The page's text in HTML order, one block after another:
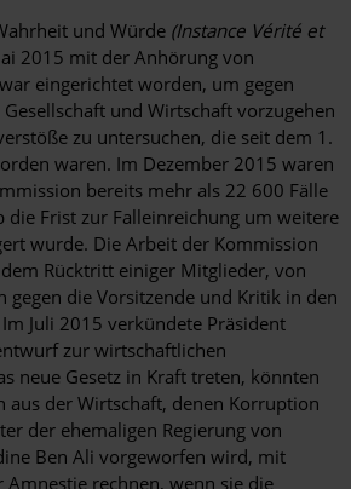
und Würde (Instance Vérité et
2015 mit der Anhörung von
eingerichtet worden, um gegen
und Wirtschaft vorzugehen
zu untersuchen, die seit dem 1.
waren. Im Dezember 2015 waren
bereits mehr als 22 600 Fälle
die Frist zur Falleinreichung um weitere
wurde. Die Arbeit der Kommission
Rücktritt einiger Mitglieder, von
die Vorsitzende und Kritik in den
Juli 2015 verkündete Präsident
zur wirtschaftlichen
neue Gesetz in Kraft treten, könnten
aus der Wirtschaft, denen Korruption
der ehemaligen Regierung von
Ben Ali vorgeworfen wird, mit
rechnen, wenn sie die